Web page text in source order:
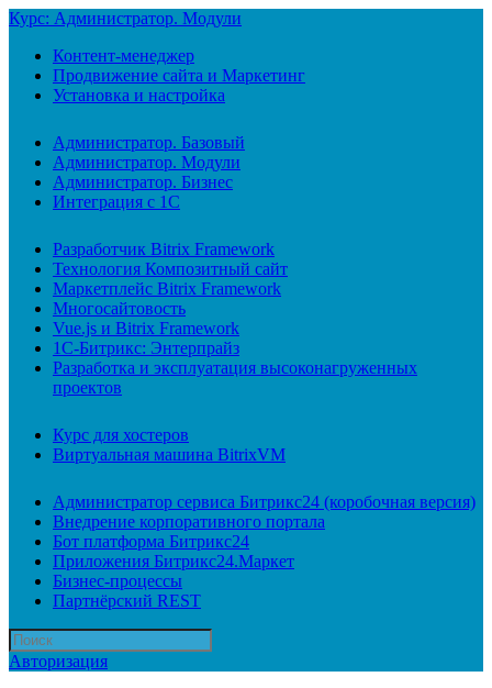
Курс: Администратор. Модули
Контент-менеджер
Продвижение сайта и Маркетинг
Установка и настройка
Администратор. Базовый
Администратор. Модули
Администратор. Бизнес
Интеграция с 1С
Разработчик Bitrix Framework
Технология Композитный сайт
Маркетплейс Bitrix Framework
Многосайтовость
Vue.js и Bitrix Framework
1С-Битрикс: Энтерпрайз
Разработка и эксплуатация высоконагруженных
проектов
Курс для хостеров
Виртуальная машина BitrixVM
Администратор сервиса Битрикс24 (коробочная версия)
Внедрение корпоративного портала
Бот платформа Битрикс24
Приложения Битрикс24.Маркет
Бизнес-процессы
Партнёрский REST
Авторизация